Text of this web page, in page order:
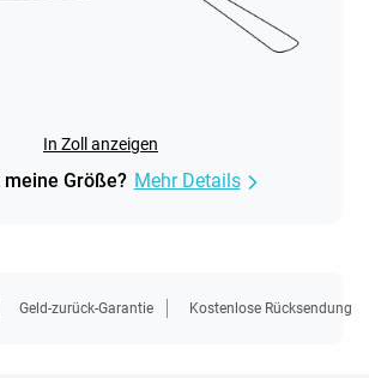
In Zoll anzeigen
meine Größe? Mehr Details
Geld-zurück-Garantie Kostenlose Rücksendung